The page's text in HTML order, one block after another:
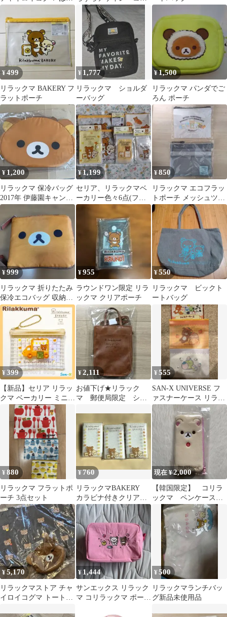
はにポーチ
ラックマ ミニポー
チ Ａ
¥499
リラックマ BAKERY フ
ラットポーチ
¥ 1,777
リラックマ ショルダ
ーバッグ
¥1,500
リラックマ パンダでご
ろん ポーチ
¥ 1,200
リラックマ 保冷バッグ
2017年 伊藤園キャンペ
ーン品
¥1,199
セリア、リラックマベ
ーカリー色々6点(フラ
ットポーチ2点、他4点)
セット
¥850
リラックマ エコフラッ
トポーチ メッシュツー
ルポーチ 2点セット
¥999
リラックマ 折りたたみ
保冷エコバッグ 収納ポ
ーチ付き
¥955
ラウンドワン限定 リラ
ックマ クリアポーチ
¥550
リラックマ ビックト
ートバッグ
¥399
【新品】セリア リラッ
クマ ベーカリー ミニメ
ッシュポーチ／フラッ
トポーチＢ
¥2,111
お値下げ★リラック
マ 郵便局限定 ショ
¥555
SAN-X UNIVERSE フ
ァスナーケース リラッ
クマ すみっこぐらし
¥880
リラックマ フラットポ
ーチ 3点セット
¥760
リラックマBAKERY
カラビナ付きクリアケ
ース 3点セット
現在 ¥2,000
【韓国限定】 コリラ
ックマ ペンケース
ポーチ サンエックス
¥5,170
リラックマストア チャ
イロイコグマ トートバ
¥1,444
サンエックス リラック
マ コリラックマ ポーチ
¥500
リラックマランチバッ
グ新品未使用品